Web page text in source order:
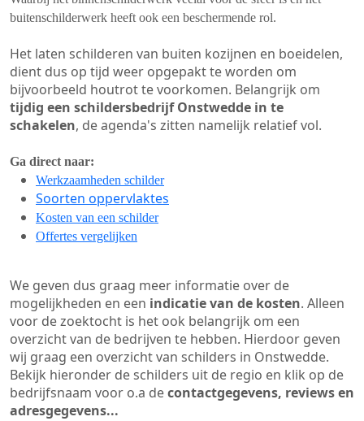
buitenschilderwerk heeft ook een beschermende rol.
Het laten schilderen van buiten kozijnen en boeidelen,
dient dus op tijd weer opgepakt te worden om
bijvoorbeeld houtrot te voorkomen. Belangrijk om
tijdig een schildersbedrijf Onstwedde in te
schakelen, de agenda's zitten namelijk relatief vol.
Ga direct naar:
Werkzaamheden schilder
Soorten oppervlaktes
Kosten van een schilder
Offertes vergelijken
We geven dus graag meer informatie over de
mogelijkheden en een indicatie van de kosten. Alleen
voor de zoektocht is het ook belangrijk om een
overzicht van de bedrijven te hebben. Hierdoor geven
wij graag een overzicht van schilders in Onstwedde.
Bekijk hieronder de schilders uit de regio en klik op de
bedrijfsnaam voor o.a decontactgegevens, reviews en
adresgegevens...